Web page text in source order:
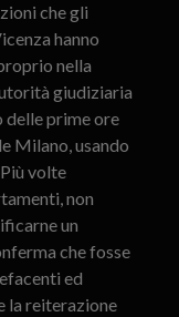
che gli
hanno
nella
giudiziaria
delle prime ore
Milano, usando
volte
non
un
che fosse
ed
la reiterazione